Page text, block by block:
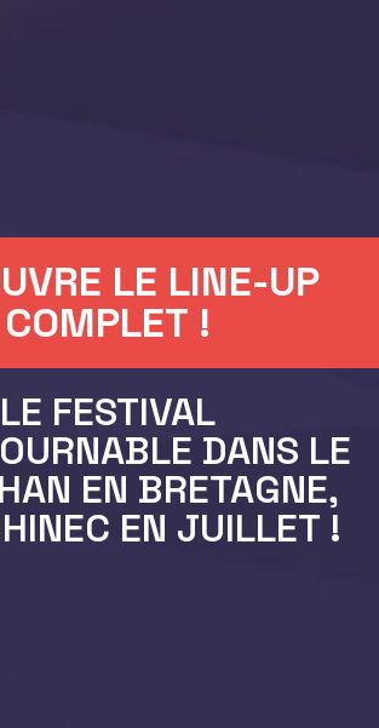
LE LINE-UP
COMPLET !
LE FESTIVAL
DANS LE
EN BRETAGNE,
EN JUILLET !